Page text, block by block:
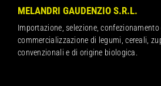
MELANDRI GAUDENZIO S.R.L.
Importazione, selezione, confezionamento
commercializzazione di legumi, cereali,
convenzionali e di origine biologica.